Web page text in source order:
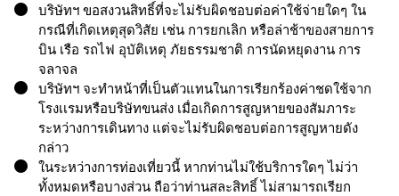
บริษัทฯ ขอสงวนสิทธิ์ที่จะไม่รับผิดชอบต่อค่าใช้จ่ายใดๆ ใน
กรณีที่เกิดเหตุสุดวิสัย เช่น การยกเลิก หรือล่าช้าของสายการ
บิน เรือ รถไฟ อุบัติเหตุ ภัยธรรมชาติ การนัดหยุดงาน การ
จลาจล
บริษัทฯ จะทำหน้าที่เป็นตัวแทนในการเรียกร้องค่าชดใช้จาก
โรงเเรมหรือบริษัทขนส่ง เมื่อเกิดการสูญหายของสัมภาระ
ระหว่างการเดินทาง แต่จะไม่รับผิดชอบต่อการสูญหายดัง
กล่าว
ในระหว่างการท่องเที่ยวนี้ หากท่านไม่ใช้บริการใดๆ ไม่ว่า
ทั้งหมดหรือบางส่วน ถือว่าท่านสละสิทธิ์ ไม่สามารถเรียก